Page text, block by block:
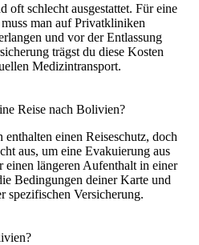
oft schlecht ausgestattet. Für eine
man auf Privatkliniken
und vor der Entlassung
trägst du diese Kosten
Medizintransport.
Reise nach Bolivien?
einen Reiseschutz, doch
aus, um eine Evakuierung aus
einen längeren Aufenthalt in einer
Bedingungen deiner Karte und
spezifischen Versicherung.